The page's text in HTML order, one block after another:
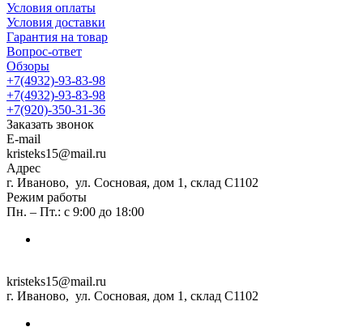
Условия оплаты
Условия доставки
Гарантия на товар
Вопрос-ответ
Обзоры
+7(4932)-93-83-98
+7(4932)-93-83-98
+7(920)-350-31-36
Заказать звонок
E-mail
kristeks15@mail.ru
Адрес
г. Иваново, ул. Сосновая, дом 1, склад С1102
Режим работы
Пн. – Пт.: с 9:00 до 18:00
kristeks15@mail.ru
г. Иваново, ул. Сосновая, дом 1, склад С1102